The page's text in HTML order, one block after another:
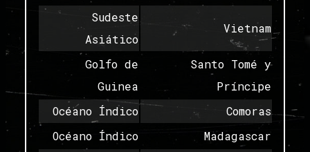
Vietnam
Sudeste
Asiático
Santo Tomé y
Príncipe
Golfo de
Guinea
Comoras
Océano Índico
Madagascar
Océano Índico